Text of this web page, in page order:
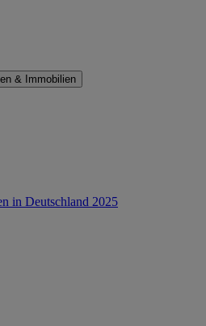
& Immobilien
in Deutschland 2025